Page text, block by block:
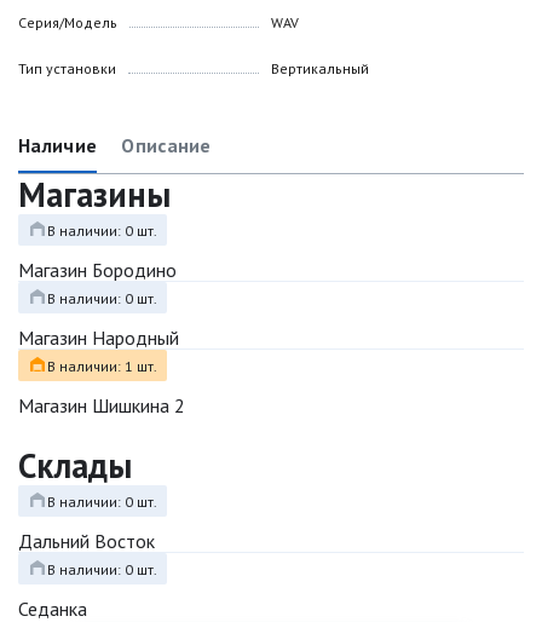
Серия/Модель
Тип установки
WAV
Вертикальный
Наличие Описание
Магазины
В наличии: 0 шт.
Магазин Бородино
В наличии: 0 шт.
Магазин Народный
В наличии: 1 шт.
Магазин Шишкина 2
Склады
В наличии: 0 шт.
Дальний Восток
В наличии: 0 шт.
Седанка